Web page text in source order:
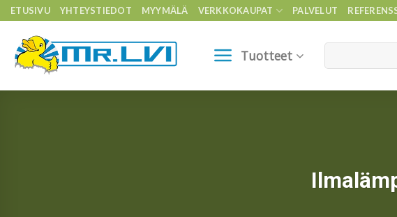
Skip
to
content
ETUSIVU YHTEYSTIEDOT MYYMÄLÄ VERKKOKAUPAT PALVELUT
Tuotteet